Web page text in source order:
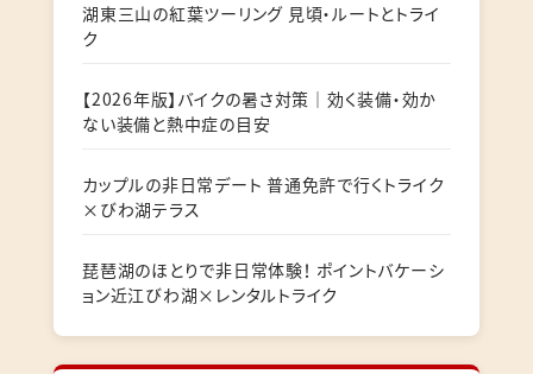
湖東三山の紅葉ツーリング 見頃・ルートとトライ
ク
【2026年版】バイクの暑さ対策｜効く装備・効か
ない装備と熱中症の目安
カップルの非日常デート 普通免許で行くトライク
×びわ湖テラス
琵琶湖のほとりで非日常体験！ ポイントバケーシ
ョン近江びわ湖×レンタルトライク